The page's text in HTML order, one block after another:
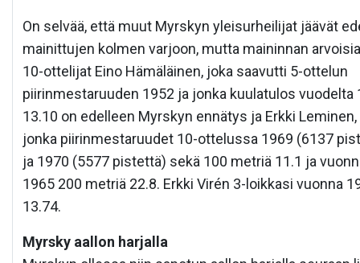
On selvää, että muut Myrskyn yleisurheilijat jäävät
mainittujen kolmen varjoon, mutta maininnan
10-ottelijat Eino Hämäläinen, joka saavutti 5-ottelun
piirinmestaruuden 1952 ja jonka kuulatulos vuodelta
13.10 on edelleen Myrskyn ennätys ja Erkki Leminen,
jonka piirinmestaruudet 10-ottelussa 1969 (6137
ja 1970 (5577 pistettä) sekä 100 metriä 11.1 ja
1965 200 metriä 22.8. Erkki Virén 3-loikkasi vuonna
13.74.
Myrsky aallon harjalla